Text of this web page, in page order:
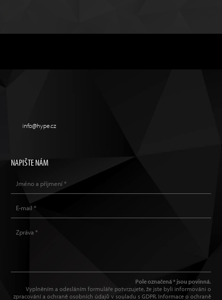
info@hype.cz
NAPIŠTE NÁM
Pole označená * jsou povinná.
Vyplněním a odesláním formuláře potvrzujete, že jste byli informováni o
zpracování a ochraně osobních údajů v souladu s GDPR. Informace o ochraně